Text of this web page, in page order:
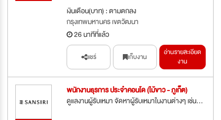
เงินเดือน(บาท) : ตามตกลง
กรุงเทพมหานคร เขตวัฒนา
26 นาทีที่แล้ว
แชร์ เก็บงาน
อ่านรายละเอียด
งาน
พนักงานธุรการ ประจำคอนโด (ไม้ขาว - ภูเก็ต)
ดูแลงานผู้รับเหมา จัดหาผู้รับเหมาในงานต่างๆ เช่น...